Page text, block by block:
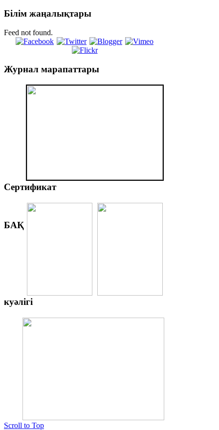
Білім жаңалықтары
Feed not found.
Журнал марапаттары
Сертификат
БАҚ
куәлігі
Scroll to Top